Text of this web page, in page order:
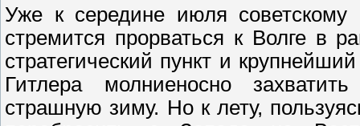
Уже к середине июля советскому
стремится прорваться к Волге в
стратегический пункт и
Гитлера молниеносно
страшную зиму. Но к лету,